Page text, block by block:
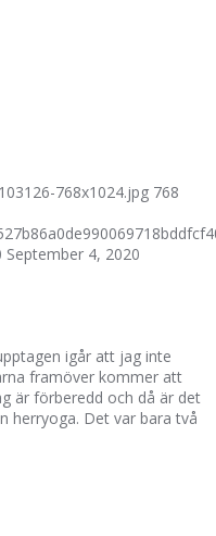
768x1024.jpg 768
September 4, 2020
igår att jag inte
framöver kommer att
är förberedd och då är det
herryoga. Det var bara två